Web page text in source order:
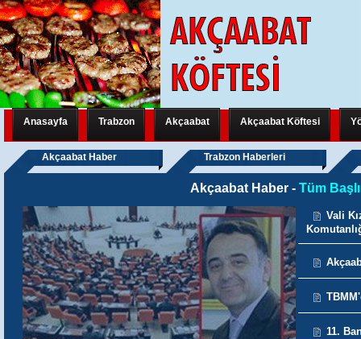
Anasayfa Trabzon Akçaabat Akçaabat Köftesi
Trabzon Yeni Bir Uluslararası Organizasyona Hazırlanıyor Trabzon
Trabzon Yeni Bir Uluslararası Organizasyona Hazırlanıyor Trabzon
Trabzon Yeni Bir Uluslararası Organizasyona Hazırlanıyor FATİH
Akçaabat Haber Trabzon Haberleri
Akçaabat Haber - Tüm
Vali
11.